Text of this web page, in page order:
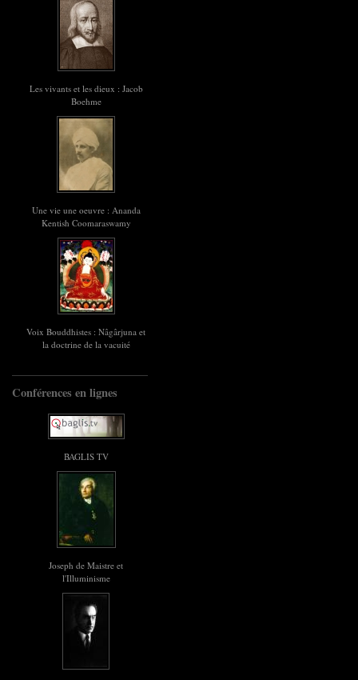
Les vivants et les dieux : Jacob
Boehme
Une vie une oeuvre : Ananda
Kentish Coomaraswamy
Voix Bouddhistes : Nâgârjuna et
la doctrine de la vacuité
Conférences en lignes
BAGLIS TV
Joseph de Maistre et
l'Illuminisme